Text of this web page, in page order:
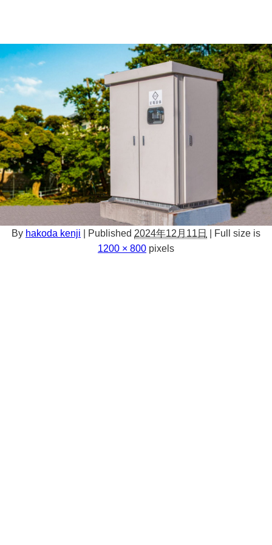
By hakoda kenji Published 2024年12月11日
Full size is
1200 × 800 pixels